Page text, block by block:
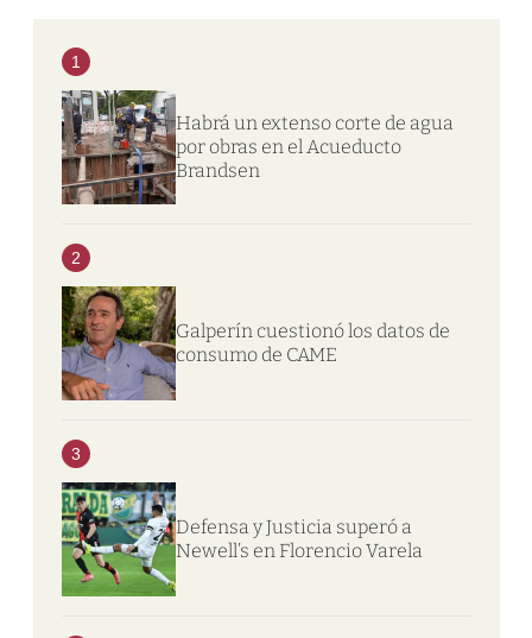
1
Habrá un extenso corte de agua
por obras en el Acueducto
Brandsen
2
Galperín cuestionó los datos de
consumo de CAME
3
Defensa y Justicia superó a
Newell’s en Florencio Varela